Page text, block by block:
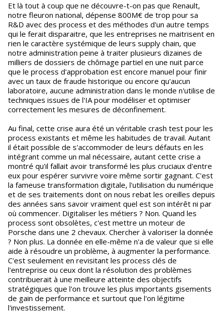
Et là tout à coup que ne découvre-t-on pas que Renault,
notre fleuron national, dépense 800M€ de trop pour sa
R&D avec des process et des méthodes d'un autre temps
qui le ferait disparaitre, que les entreprises ne maitrisent en
rien le caractère systémique de leurs supply chain, que
notre administration peine à traiter plusieurs dizaines de
milliers de dossiers de chômage partiel en une nuit parce
que le process d'approbation est encore manuel pour finir
avec un taux de fraude historique ou encore qu'aucun
laboratoire, aucune administration dans le monde n'utilise de
techniques issues de l'IA pour modéliser et optimiser
correctement les mesures de déconfinement.
Au final, cette crise aura été un véritable crash test pour les
process existants et même les habitudes de travail. Autant
il était possible de s'accommoder de leurs défauts en les
intégrant comme un mal nécessaire, autant cette crise a
montré qu'il fallait avoir transformé les plus cruciaux d'entre
eux pour espérer survivre voire même sortir gagnant. C'est
la fameuse transformation digitale, l'utilisation du numérique
et de ses traitements dont on nous rebat les oreilles depuis
des années sans savoir vraiment quel est son intérêt ni par
où commencer. Digitaliser les métiers ? Non. Quand les
process sont obsolètes, c'est mettre un moteur de
Porsche dans une 2 chevaux. Chercher à valoriser la donnée
? Non plus. La donnée en elle-même n'a de valeur que si elle
aide à résoudre un problème, à augmenter la performance.
C'est seulement en revisitant les process clés de
l'entreprise ou ceux dont la résolution des problèmes
contribuerait à une meilleure atteinte des objectifs
stratégiques que l'on trouve les plus importants gisements
de gain de performance et surtout que l'on légitime
l'investissement.